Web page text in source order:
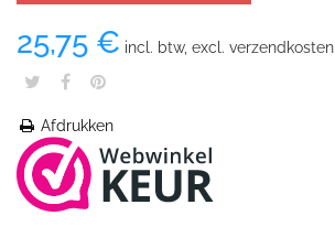
25,75 € incl. btw, excl. verzendkosten
Afdrukken